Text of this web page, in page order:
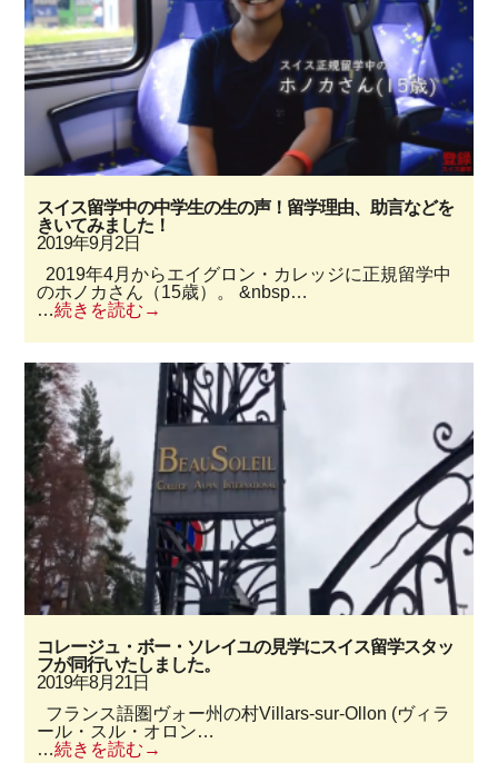
スイス留学中の中学生の生の声！留学理由、助言などを
きいてみました！
2019年9月2日
2019年4月からエイグロン・カレッジに正規留学中
のホノカさん（15歳）。 &nbsp…
…続きを読む
コレージュ・ボー・ソレイユの見学にスイス留学スタッ
フが同行いたしました。
2019年8月21日
フランス語圏ヴォー州の村Villars-sur-Ollon (ヴィラ
ール・スル・オロン…
…続きを読む